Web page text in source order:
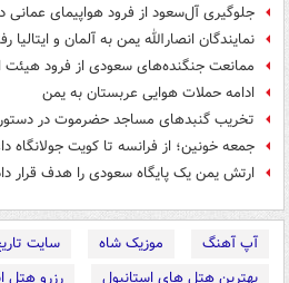
جلوگیری آل‌سعود از فرود هواپیمای عمانی
نمایندگان انصارالله یمن به آلمان و ایتالیا
ممانعت جنگنده‌های سعودی از فرود هیئت
ادامه حملات هوایی عربستان به یمن
تخریب گنبدهای مساجد حضرموت در دستور
جمعه خونین؛ از فرانسه تا کویت جولانگاه
ارتش یمن یک پایگاه سعودی را هدف قرار
آپ آهنگ موزیک شاه
سایت
بهترین هتل های استانبول
رزرو هتل